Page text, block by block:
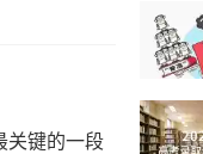
关键的一段